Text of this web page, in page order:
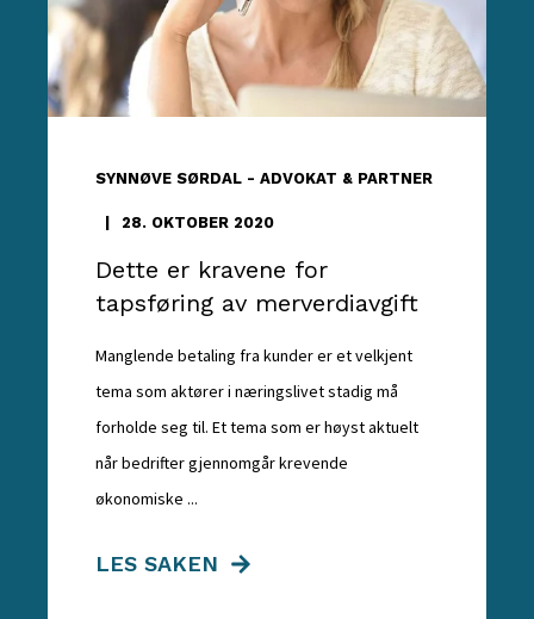
SYNNØVE SØRDAL - ADVOKAT & PARTNER
28. OKTOBER 2020
Dette er kravene for
tapsføring av merverdiavgift
Manglende betaling fra kunder er et velkjent
tema som aktører i næringslivet stadig må
forholde seg til. Et tema som er høyst aktuelt
når bedrifter gjennomgår krevende
økonomiske ...
LES SAKEN